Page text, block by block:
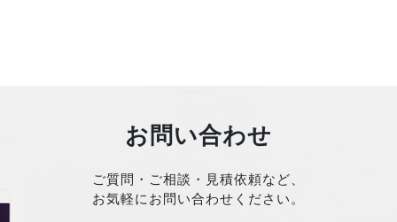
お問い合わせ
ご質問・ご相談・見積依頼など、
お気軽にお問い合わせください。